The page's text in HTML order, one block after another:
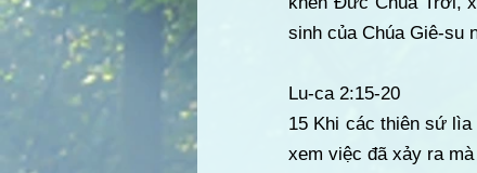
sinh của Chúa Giê-su
Lu-ca 2:15-20
15 Khi các thiên sứ
xem việc đã xảy ra